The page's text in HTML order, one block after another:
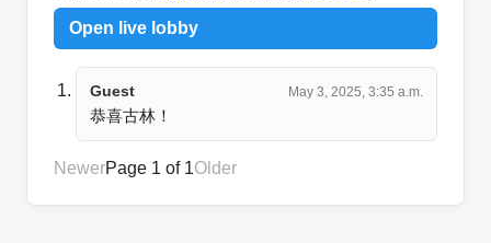
Open live lobby
Guest May 3, 2025, 3:35 a.m.
恭喜古林！
NewerPage 1 of 1Older